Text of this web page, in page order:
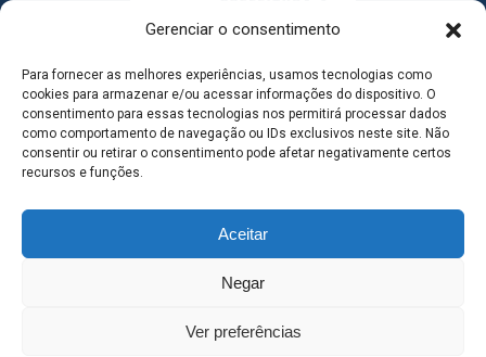
Gerenciar o consentimento
Para fornecer as melhores experiências, usamos tecnologias como
cookies para armazenar e/ou acessar informações do dispositivo. O
consentimento para essas tecnologias nos permitirá processar dados
como comportamento de navegação ou IDs exclusivos neste site. Não
consentir ou retirar o consentimento pode afetar negativamente certos
recursos e funções.
Aceitar
Negar
Ver preferências
MAPA DO SITE
SEDE DO ADMINISTRATIVO MUNICIPAL - Avenida